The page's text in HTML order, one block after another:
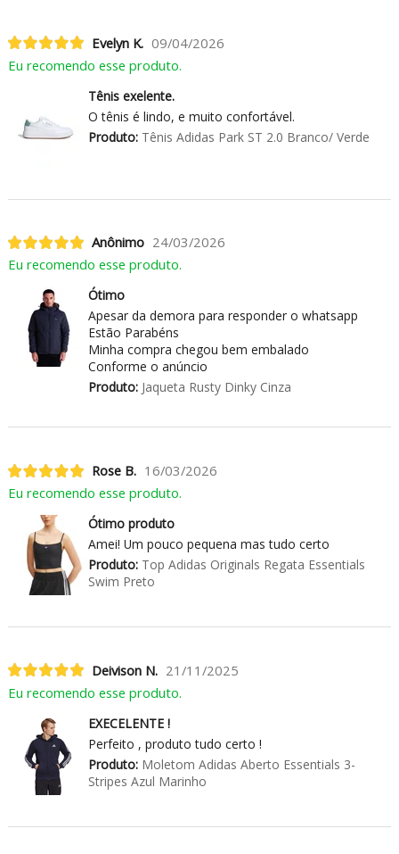
Evelyn K. 09/04/2026
Eu recomendo esse produto.
Tênis exelente.
O tênis é lindo, e muito confortável.
Produto:Tênis Adidas Park ST 2.0 Branco/ Verde
Anônimo 24/03/2026
Eu recomendo esse produto.
Ótimo
Apesar da demora para responder o whatsapp
Estão Parabéns
Minha compra chegou bem embalado
Conforme o anúncio
Produto:Jaqueta Rusty Dinky Cinza
Rose B. 16/03/2026
Eu recomendo esse produto.
Ótimo produto
Amei! Um pouco pequena mas tudo certo
Produto:Top Adidas Originals Regata Essentials
Swim Preto
Deivison N. 21/11/2025
Eu recomendo esse produto.
EXECELENTE !
Perfeito , produto tudo certo !
Produto:Moletom Adidas Aberto Essentials 3-
Stripes Azul Marinho